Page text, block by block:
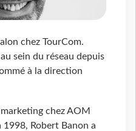
chez TourCom.
sein du réseau depuis
à la direction
chez AOM
1998, Robert Banon a